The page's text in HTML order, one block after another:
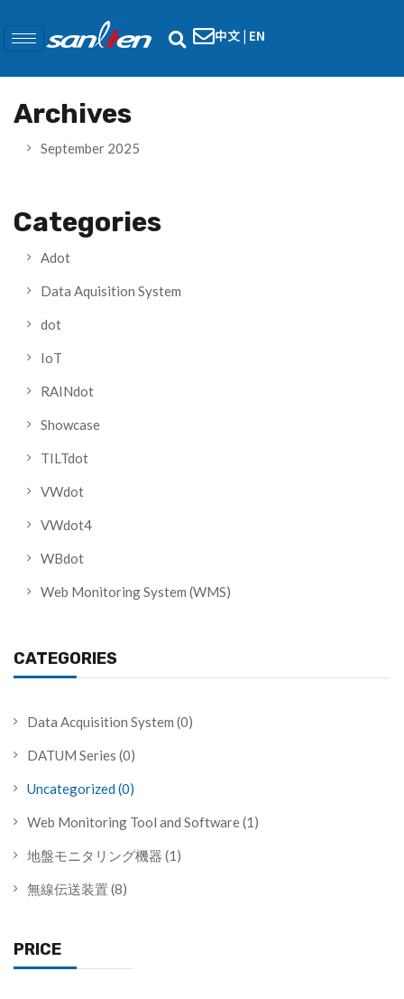
中文 | EN
Archives
September 2025
Categories
Adot
Data Aquisition System
dot
IoT
RAINdot
Showcase
TILTdot
VWdot
VWdot4
WBdot
Web Monitoring System (WMS)
CATEGORIES
Data Acquisition System (0)
DATUM Series (0)
Uncategorized(0)
Web Monitoring Tool and Software(1)
地盤モニタリング機器 (1)
無線伝送装置 (8)
PRICE